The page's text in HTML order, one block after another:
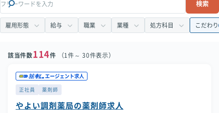
検索
雇用形態 給与 職業 業種 処方科目 こだわり
該当件数 114件 （1件～ 30件表示）
エージェント求人
正社員 薬剤師
やよい調剤薬局の薬剤師求人